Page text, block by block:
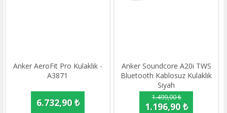
Anker AeroFit Pro Kulaklık -
A3871
6.732,90 ₺
Anker Soundcore A20i TWS
Bluetooth Kablosuz Kulaklık
Siyah
1.499,00 ₺
1.196,90 ₺